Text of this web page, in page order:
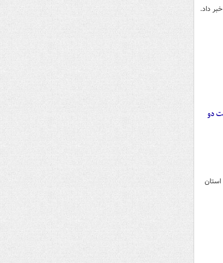
داد.
دو
یک جاسوس پرسابقه‌ی رژیم صهیونیستی و ۱۶ تن از عوامل گروهک‌های مزدور و گرا دهندگان به دشمن جنایتکار در ۵ استان